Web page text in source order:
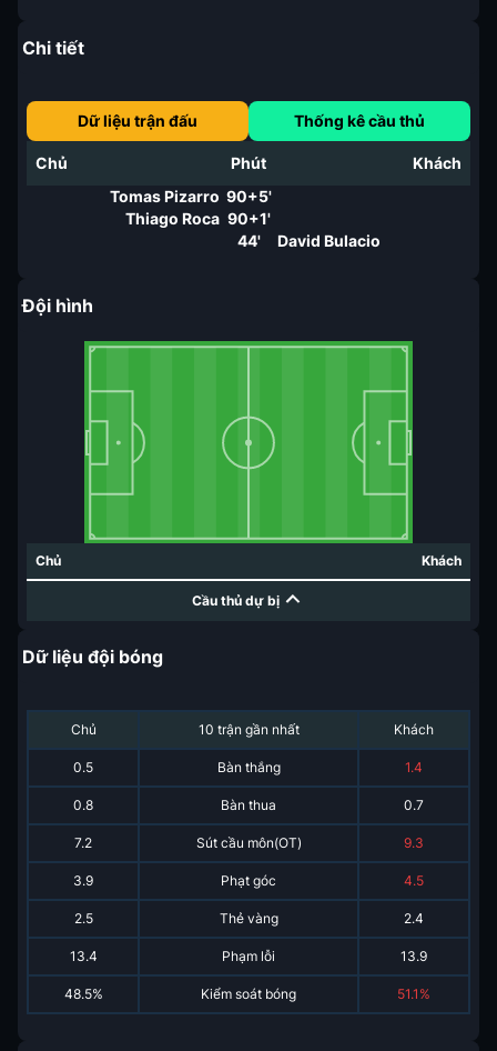
Chi tiết
Dữ liệu trận đấu Thống kê cầu thủ
Chủ Phút
Khách
Tomas Pizarro 90+5'
Thiago Roca 90+1'
44'
David Bulacio
Đội hình
Chủ Khách
Cầu thủ dự bị
Dữ liệu đội bóng
Chủ 10 trận gần nhất Khách
0.5 Bàn thắng 1.4
0.8 Bàn thua 0.7
7.2 Sút cầu môn(OT) 9.3
3.9 Phạt góc 4.5
2.5 Thẻ vàng 2.4
13.4 Phạm lỗi 13.9
48.5% Kiểm soát bóng 51.1%